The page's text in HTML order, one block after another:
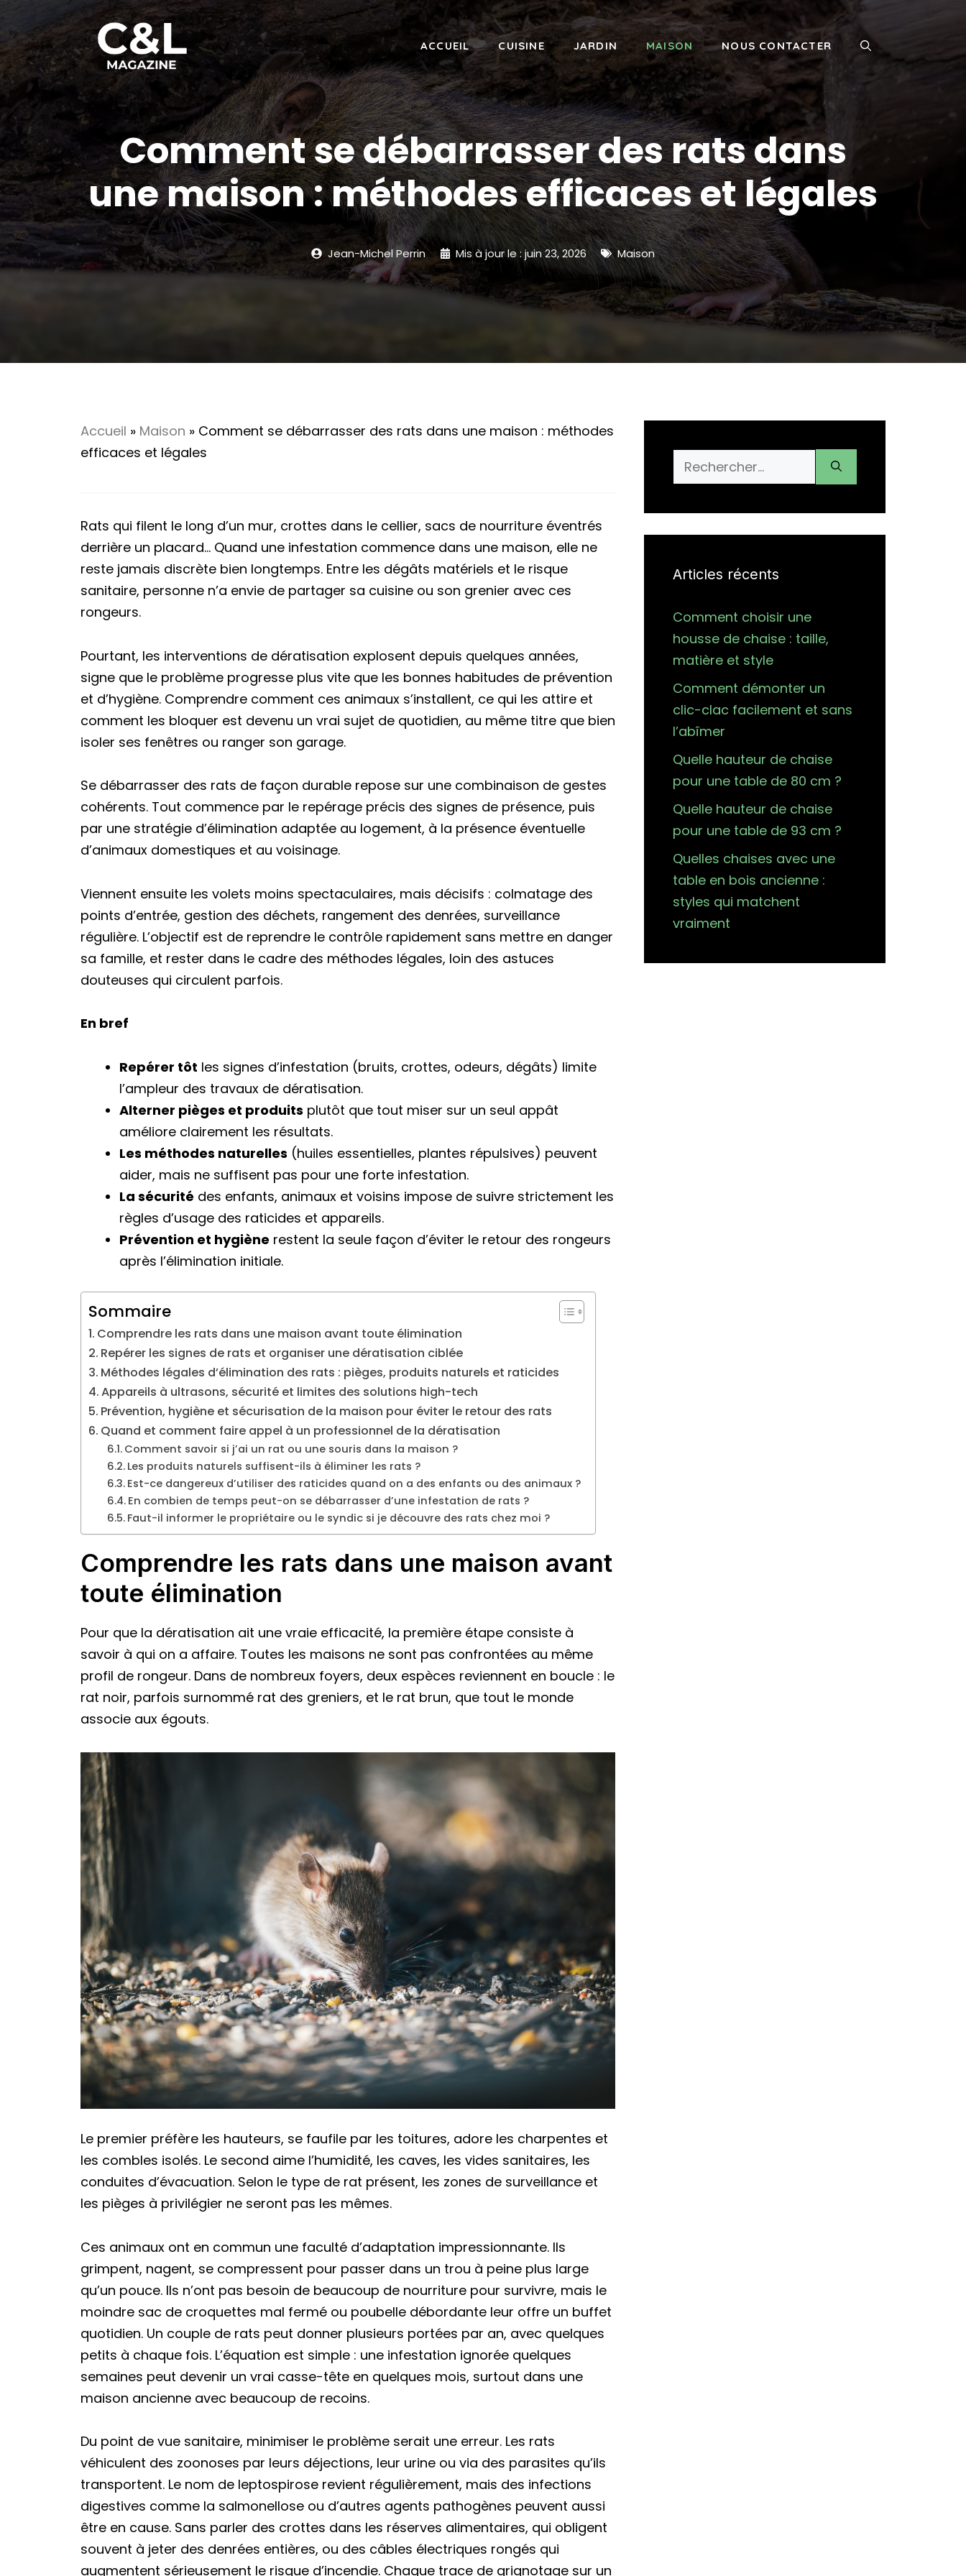
Aller
au
contenu
ACCUEIL CUISINE JARDIN MAISON NOUS CONTACTER
Comment se débarrasser des rats dans
une maison : méthodes efficaces et légales
Jean-Michel Perrin Mis à jour le :juin 23, 2026 Maison
Accueil » Maison » Comment se débarrasser des rats dans une maison : méthodes
efficaces et légales
Rats qui filent le long d’un mur, crottes dans le cellier, sacs de nourriture éventrés
derrière un placard… Quand une infestation commence dans une maison, elle ne
reste jamais discrète bien longtemps. Entre les dégâts matériels et le risque
sanitaire, personne n’a envie de partager sa cuisine ou son grenier avec ces
rongeurs.
Pourtant, les interventions de dératisation explosent depuis quelques années,
signe que le problème progresse plus vite que les bonnes habitudes de prévention
et d’hygiène. Comprendre comment ces animaux s’installent, ce qui les attire et
comment les bloquer est devenu un vrai sujet de quotidien, au même titre que bien
isoler ses fenêtres ou ranger son garage.
Se débarrasser des rats de façon durable repose sur une combinaison de gestes
cohérents. Tout commence par le repérage précis des signes de présence, puis
par une stratégie d’élimination adaptée au logement, à la présence éventuelle
d’animaux domestiques et au voisinage.
Viennent ensuite les volets moins spectaculaires, mais décisifs : colmatage des
points d’entrée, gestion des déchets, rangement des denrées, surveillance
régulière. L’objectif est de reprendre le contrôle rapidement sans mettre en danger
sa famille, et rester dans le cadre des méthodes légales, loin des astuces
douteuses qui circulent parfois.
En bref
Repérer tôt les signes d’infestation (bruits, crottes, odeurs, dégâts) limite
l’ampleur des travaux de dératisation.
Alterner pièges et produits plutôt que tout miser sur un seul appât
améliore clairement les résultats.
Les méthodes naturelles (huiles essentielles, plantes répulsives) peuvent
aider, mais ne suffisent pas pour une forte infestation.
La sécurité des enfants, animaux et voisins impose de suivre strictement les
règles d’usage des raticides et appareils.
Prévention et hygiène restent la seule façon d’éviter le retour des rongeurs
après l’élimination initiale.
Sommaire
Comprendre les rats dans une maison avant toute élimination
Repérer les signes de rats et organiser une dératisation ciblée
Méthodes légales d’élimination des rats : pièges, produits naturels et raticides
Appareils à ultrasons, sécurité et limites des solutions high-tech
Prévention, hygiène et sécurisation de la maison pour éviter le retour des rats
Quand et comment faire appel à un professionnel de la dératisation
Comment savoir si j’ai un rat ou une souris dans la maison ?
Les produits naturels suffisent-ils à éliminer les rats ?
Est-ce dangereux d’utiliser des raticides quand on a des enfants ou des animaux ?
En combien de temps peut-on se débarrasser d’une infestation de rats ?
Faut-il informer le propriétaire ou le syndic si je découvre des rats chez moi ?
Comprendre les rats dans une maison avant
toute élimination
Pour que la dératisation ait une vraie efficacité, la première étape consiste à
savoir à qui on a affaire. Toutes les maisons ne sont pas confrontées au même
profil de rongeur. Dans de nombreux foyers, deux espèces reviennent en boucle : le
rat noir, parfois surnommé rat des greniers, et le rat brun, que tout le monde
associe aux égouts.
Le premier préfère les hauteurs, se faufile par les toitures, adore les charpentes et
les combles isolés. Le second aime l’humidité, les caves, les vides sanitaires, les
conduites d’évacuation. Selon le type de rat présent, les zones de surveillance et
les pièges à privilégier ne seront pas les mêmes.
Ces animaux ont en commun une faculté d’adaptation impressionnante. Ils
grimpent, nagent, se compressent pour passer dans un trou à peine plus large
qu’un pouce. Ils n’ont pas besoin de beaucoup de nourriture pour survivre, mais le
moindre sac de croquettes mal fermé ou poubelle débordante leur offre un buffet
quotidien. Un couple de rats peut donner plusieurs portées par an, avec quelques
petits à chaque fois. L’équation est simple : une infestation ignorée quelques
semaines peut devenir un vrai casse-tête en quelques mois, surtout dans une
maison ancienne avec beaucoup de recoins.
Du point de vue sanitaire, minimiser le problème serait une erreur. Les rats
véhiculent des zoonoses par leurs déjections, leur urine ou via des parasites qu’ils
transportent. Le nom de leptospirose revient régulièrement, mais des infections
digestives comme la salmonellose ou d’autres agents pathogènes peuvent aussi
être en cause. Sans parler des crottes dans les réserves alimentaires, qui obligent
souvent à jeter des denrées entières, ou des câbles électriques rongés qui
augmentent sérieusement le risque d’incendie. Chaque trace de grignotage sur un
Rechercher :
Articles récents
Comment choisir une
housse de chaise : taille,
matière et style
Comment démonter un
clic-clac facilement et sans
l’abîmer
Quelle hauteur de chaise
pour une table de 80 cm ?
Quelle hauteur de chaise
pour une table de 93 cm ?
Quelles chaises avec une
table en bois ancienne :
styles qui matchent
vraiment